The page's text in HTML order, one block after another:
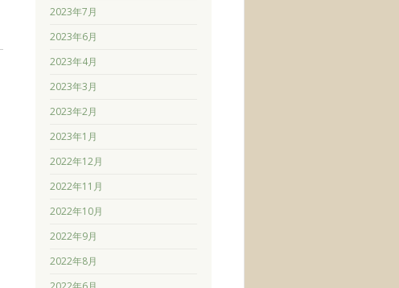
2023年7月
2023年6月
2023年4月
2023年3月
2023年2月
2023年1月
2022年12月
2022年11月
2022年10月
2022年9月
2022年8月